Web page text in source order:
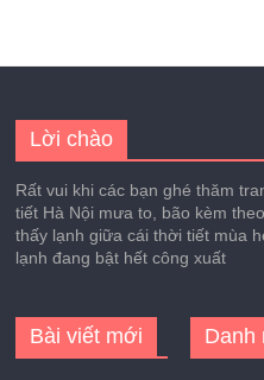
Lời chào
Rất vui khi các bạn ghé thăm
tiết Hà Nội mưa to, bão kèm
thấy lạnh giữa cái thời tiết mùa
lạnh đang bật hết công xuất
Bài viết mới Danh